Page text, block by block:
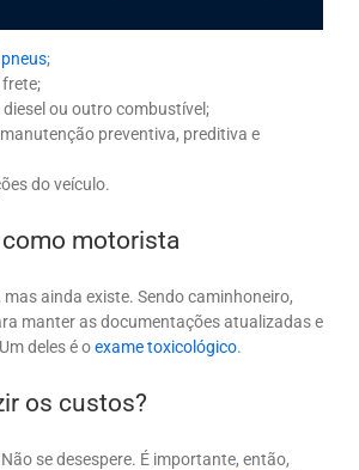
;
diesel ou outro combustível;
preventiva, preditiva e
do veículo.
motorista
ainda existe. Sendo caminhoneiro,
manter as documentações atualizadas e
deles é oexame toxicológico.
os custos?
se desespere. É importante, então,